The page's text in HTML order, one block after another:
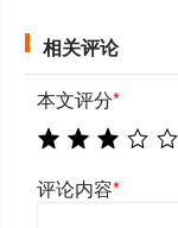
相关评论
本文评分*
评论内容*